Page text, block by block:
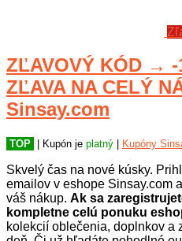
ZĽAVOVÝ KÓD → -
ZĽAVA NA CELÝ
Sinsay.com
TOP | Kupón je platný Kupóny
Skvelý čas na nové kúsky.
emailov v eshope Sinsay.com
váš nákup. Ak sa
kompletne celú ponuku
kolekcií oblečenia, doplnkov a